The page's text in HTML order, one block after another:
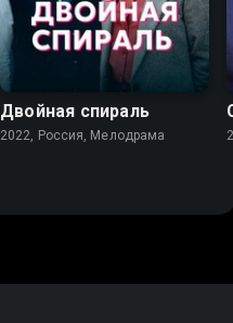
6.9
Двойная спираль
2022, Россия, Мелодрама